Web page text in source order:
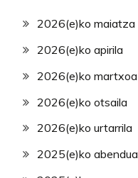
2026(e)ko maiatza
2026(e)ko apirila
2026(e)ko martxoa
2026(e)ko otsaila
2026(e)ko urtarrila
2025(e)ko abendua